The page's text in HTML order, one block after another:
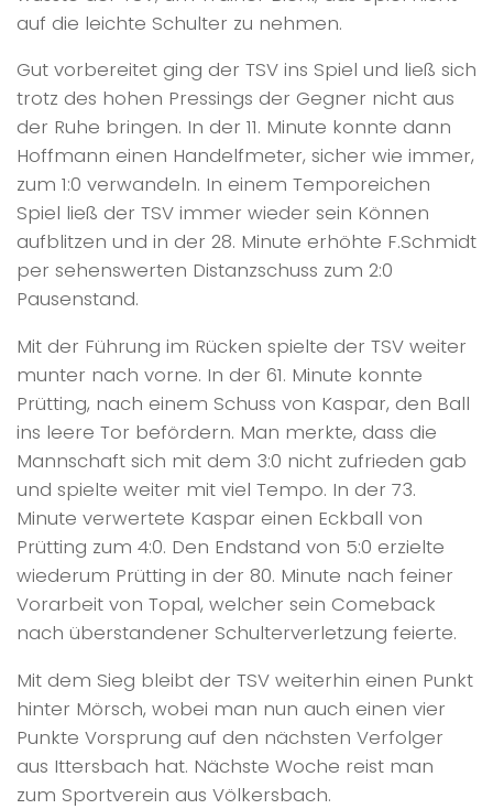
auf die leichte Schulter zu nehmen.
Gut vorbereitet ging der TSV ins Spiel und ließ sich
trotz des hohen Pressings der Gegner nicht aus
der Ruhe bringen. In der 11. Minute konnte dann
Hoffmann einen Handelfmeter, sicher wie immer,
zum 1:0 verwandeln. In einem Temporeichen
Spiel ließ der TSV immer wieder sein Können
aufblitzen und in der 28. Minute erhöhte F.Schmidt
per sehenswerten Distanzschuss zum 2:0
Pausenstand.
Mit der Führung im Rücken spielte der TSV weiter
munter nach vorne. In der 61. Minute konnte
Prütting, nach einem Schuss von Kaspar, den Ball
ins leere Tor befördern. Man merkte, dass die
Mannschaft sich mit dem 3:0 nicht zufrieden gab
und spielte weiter mit viel Tempo. In der 73.
Minute verwertete Kaspar einen Eckball von
Prütting zum 4:0. Den Endstand von 5:0 erzielte
wiederum Prütting in der 80. Minute nach feiner
Vorarbeit von Topal, welcher sein Comeback
nach überstandener Schulterverletzung feierte.
Mit dem Sieg bleibt der TSV weiterhin einen Punkt
hinter Mörsch, wobei man nun auch einen vier
Punkte Vorsprung auf den nächsten Verfolger
aus Ittersbach hat. Nächste Woche reist man
zum Sportverein aus Völkersbach.